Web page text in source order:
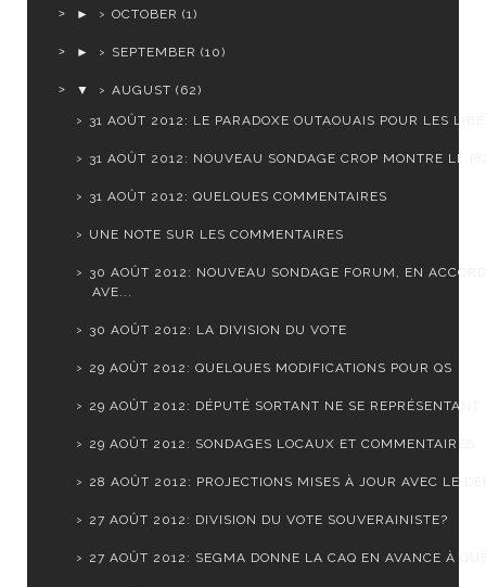
► OCTOBER (1)
► SEPTEMBER (10)
▼ AUGUST (62)
31 AOÛT 2012: LE PARADOXE OUTAOUAIS POUR LES
31 AOÛT 2012: NOUVEAU SONDAGE CROP MONTRE LE
31 AOÛT 2012: QUELQUES COMMENTAIRES
UNE NOTE SUR LES COMMENTAIRES
30 AOÛT 2012: NOUVEAU SONDAGE FORUM, EN ACCORD
AVE...
30 AOÛT 2012: LA DIVISION DU VOTE
29 AOÛT 2012: QUELQUES MODIFICATIONS POUR QS
29 AOÛT 2012: DÉPUTÉ SORTANT NE SE REPRÉSENTANT
29 AOÛT 2012: SONDAGES LOCAUX ET COMMENTAIRES
28 AOÛT 2012: PROJECTIONS MISES À JOUR AVEC LE
27 AOÛT 2012: DIVISION DU VOTE SOUVERAINISTE?
27 AOÛT 2012: SEGMA DONNE LA CAQ EN AVANCE À